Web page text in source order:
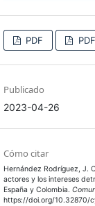
PDF
Publicado
2023-04-26
Cómo citar
Hernández Rodríguez, J.
actores y los intereses
España y Colombia.
https://doi.org/10.32870/